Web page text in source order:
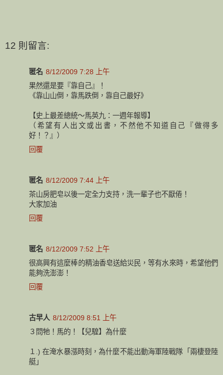
12 則留言:
匿名 8/12/2009 7:28 上午
果然還是要『靠自己』！
《靠山山倒，靠馬跌倒，靠自己最好》
【史上最差總統～馬英九：一週年報導】
（希望有人出文或出書，不然他不知道自己『做得多
好！？』）
回覆
匿名 8/12/2009 7:44 上午
茶山房肥皂以後一定全力支持，洗一輩子也不厭倦！
大家加油
回覆
匿名 8/12/2009 7:52 上午
很高興有這麼棒的精油香皂送給災民，等有水來時，希望他們
能夠洗澎澎！
回覆
古早人 8/12/2009 8:51 上午
３問牠！馬的！【兒騜】為什麼
１.) 在淹水暴漲時刻，為什麼不能出動海軍陸戰隊「兩棲登陸
艇」